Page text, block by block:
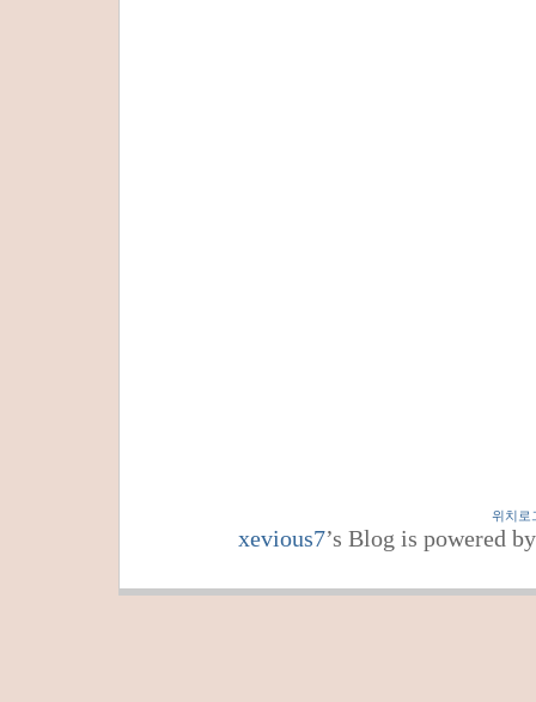
위치로
xevious7’s Blog is powered